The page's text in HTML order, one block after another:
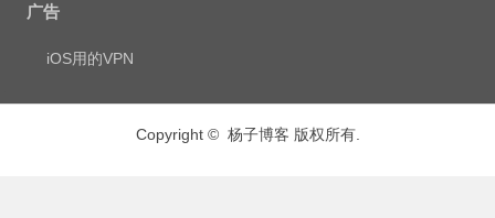
广告
iOS用的VPN
Copyright © 杨子博客 版权所有.